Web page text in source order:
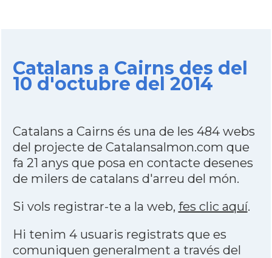
Catalans a Cairns des del
10 d'octubre del 2014
Catalans a Cairns és una de les 484 webs
del projecte de Catalansalmon.com que
fa 21 anys que posa en contacte desenes
de milers de catalans d'arreu del món.
Si vols registrar-te a la web, fes clic aquí.
Hi tenim 4 usuaris registrats que es
comuniquen generalment a través del